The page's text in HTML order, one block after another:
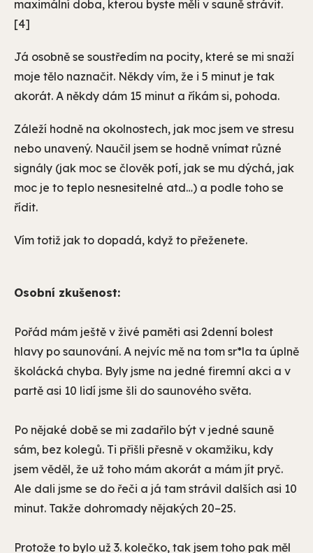
maximální doba, kterou byste měli v sauně strávit.
[4]
Já osobně se soustředím na pocity, které se mi snaží
moje tělo naznačit. Někdy vím, že i 5 minut je tak
akorát. A někdy dám 15 minut a říkám si, pohoda.
Záleží hodně na okolnostech, jak moc jsem ve stresu
nebo unavený. Naučil jsem se hodně vnímat různé
signály (jak moc se člověk potí, jak se mu dýchá, jak
moc je to teplo nesnesitelné atd…) a podle toho se
řídit.
Vím totiž jak to dopadá, když to přeženete.
Osobní zkušenost:
Pořád mám ještě v živé paměti asi 2denní bolest
hlavy po saunování. A nejvíc mě na tom sr*la ta úplně
školácká chyba. Byly jsme na jedné firemní akci a v
partě asi 10 lidí jsme šli do saunového světa.
Po nějaké době se mi zadařilo být v jedné sauně
sám, bez kolegů. Ti přišli přesně v okamžiku, kdy
jsem věděl, že už toho mám akorát a mám jít pryč.
Ale dali jsme se do řeči a já tam strávil dalších asi 10
minut. Takže dohromady nějakých 20–25.
Protože to bylo už 3. kolečko, tak jsem toho pak měl